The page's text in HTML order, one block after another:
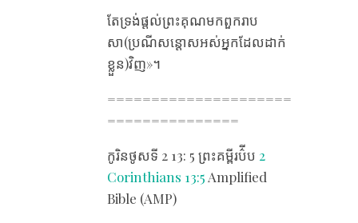
តែ​ទ្រង់​ផ្តល់​ព្រះគុណ​មក​ពួក​រាប​
សា(ប្រណី​សន្ដោស​អស់​អ្នក​ដែល​ដាក់
ខ្លួន​)វិញ»។
=====================
===============
កូរិនថូស​ទី 2 13​: 5 ព្រះគម្ពីរប៌ីប ​ 2
Corinthians 13:5 Amplified
Bible (AMP)